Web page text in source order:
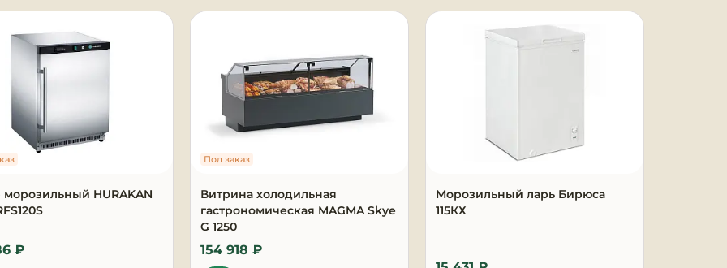
HURAKAN
₽
Витрина холодильная
гастрономическая MAGMA Skye
G 1250
Под заказ
154 918 ₽
Морозильный ларь Бирюса
115КХ